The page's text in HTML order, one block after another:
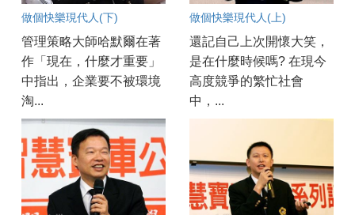
做個快樂現代人(下)
管理策略大師哈默爾在著
作「現在，什麼才重要」
中指出，企業要不被環境
淘...
做個快樂現代人(上)
還記自己上次開懷大笑，
是在什麼時候嗎? 在現今
高度競爭的繁忙社會
中，...